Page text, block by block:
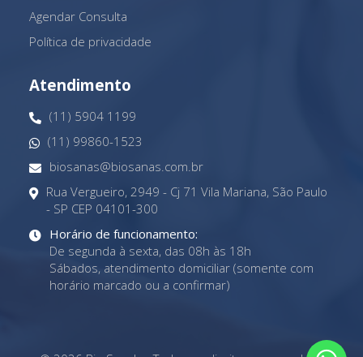
Agendar Consulta
Política de privacidade
Atendimento
(11) 5904 1199
(11) 99860-1523
biosanas@biosanas.com.br
Rua Vergueiro, 2949 - Cj 71 Vila Mariana, São Paulo
- SP CEP 04101-300
Horário de funcionamento:
De segunda à sexta, das 08h às 18h
Sábados, atendimento domiciliar (somente com
horário marcado ou a confirmar)